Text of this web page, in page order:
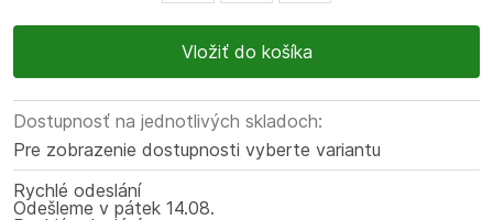
Dostupnosť na jednotlivých skladoch:
Pre zobrazenie dostupnosti vyberte variantu
Rychlé odeslání
Odešleme v pátek 14.08.